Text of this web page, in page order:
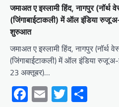
जमाअत ए इस्लामी हिंद, नागपुर
(जिंगाबाईटाकली) में ऑल इंडिया
शुरुआत
जमाअत ए इस्लामी हिंद, नागपुर
(जिंगाबाईटाकली) में ऑल इंडिया
23 अक्तूबर)…
Facebook
EmailTwitter